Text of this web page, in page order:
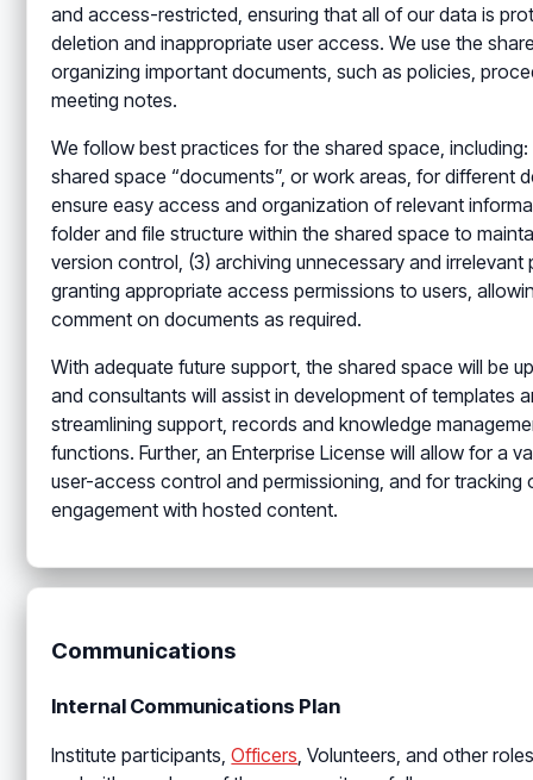
and access-restricted, ensuring that all of our data is
deletion and inappropriate user access. We use the
organizing important documents, such as policies,
meeting notes.
We follow best practices for the shared space,
shared space “documents”, or work areas, for different
ensure easy access and organization of relevant
folder and file structure within the shared space to
version control, (3) archiving unnecessary and irrelevant
granting appropriate access permissions to users,
comment on documents as required.
With adequate future support, the shared space will be
and consultants will assist in development of templates
streamlining support, records and knowledge
functions. Further, an Enterprise License will allow for a
user-access control and permissioning, and for
engagement with hosted content.
Communications
Internal Communications Plan
Institute participants,Officers , Volunteers, and other